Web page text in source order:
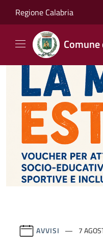
Regione Calabria
AVVISI 7